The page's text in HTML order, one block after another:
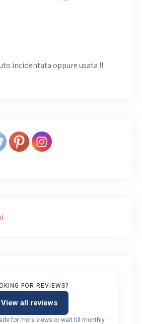
incidentata oppure usata !!
FOR REVIEWS?
View all reviews
for more views or wait till monthly